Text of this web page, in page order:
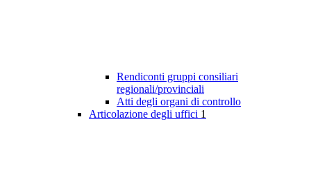
Rendiconti gruppi consiliari
regionali/provinciali
Atti degli organi di controllo
Articolazione degli uffici 1